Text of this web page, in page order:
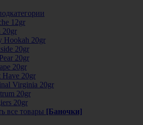
12gr
20gr
Hookah 20gr
20gr
20gr
20gr
Have 20gr
Virginia 20gr
20gr
20gr
все товары [Баночки]